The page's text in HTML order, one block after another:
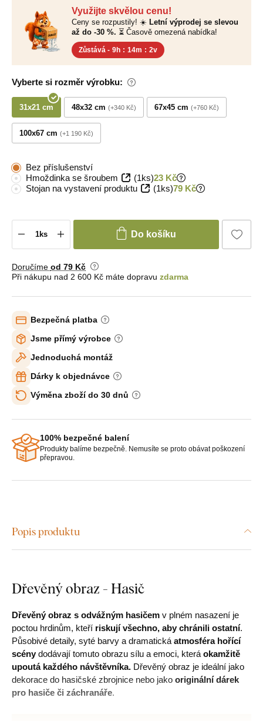
Využijte skvělou cenu!
Ceny se rozpustily! ☀️ Letní výprodej se slevou
až do -30 %. ⏳ Časově omezená nabídka!
Zůstává - 9h : 14m : 1v
Vyberte si rozměr výrobku:
31x21 cm 48x32 cm +340 Kč 67x45 cm +760 Kč
100x67 cm +1 190 Kč
Bez příslušenství
Hmoždinka se šroubem
(1ks)23 Kč
Stojan na vystavení produktu
(1ks)79 Kč
Do košíku
Doručíme od 79 Kč
Při nákupu nad 2 600 Kč máte dopravu zdarma
Bezpečná platba
Jsme přímý výrobce
Jednoduchá montáž
Dárky k objednávce
Výměna zboží do 30 dnů
100% bezpečné balení
Produkty balíme bezpečně. Nemusíte se proto obávat poškození
přepravou.
Popis produktu
Dřevěný obraz - Hasič
Dřevěný obraz s odvážným hasičem v plném nasazení je
poctou hrdinům, kteří riskují všechno, aby chránili ostatní.
Působivé detaily, syté barvy a dramatická atmosféra hořící
scény dodávají tomuto obrazu sílu a emoci, která okamžitě
upoutá každého návštěvníka. Dřevěný obraz je ideální jako
dekorace do hasičské zbrojnice nebo jako originální dárek
pro hasiče či záchranáře.